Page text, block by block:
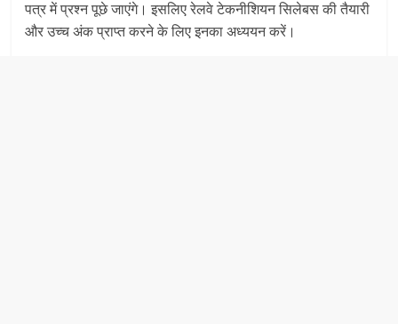
पत्र में प्रश्न पूछे जाएंगे। इसलिए रेलवे टेकनीशियन सिलेबस की तैयारी
और उच्च अंक प्राप्त करने के लिए इनका अध्ययन करें।